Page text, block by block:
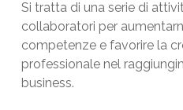
Si tratta di una serie di
collaboratori per
competenze e favorire la
professionale nel
business.